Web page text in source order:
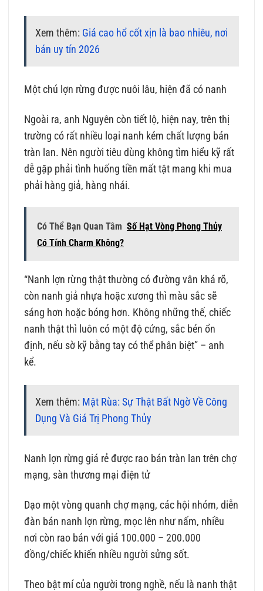
Xem thêm: Giá cao hổ cốt xịn là bao nhiêu, nơi
bán uy tín 2026
Một chú lợn rừng được nuôi lâu, hiện đã có nanh
Ngoài ra, anh Nguyên còn tiết lộ, hiện nay, trên thị
trường có rất nhiều loại nanh kém chất lượng bán
tràn lan. Nên người tiêu dùng không tìm hiểu kỹ rất
dễ gặp phải tình huống tiền mất tật mang khi mua
phải hàng giả, hàng nhái.
Có Thể Bạn Quan Tâm Số Hạt Vòng Phong Thủy
Có Tính Charm Không?
“Nanh lợn rừng thật thường có đường vân khá rõ,
còn nanh giả nhựa hoặc xương thì màu sắc sẽ
sáng hơn hoặc bóng hơn. Không những thế, chiếc
nanh thật thì luôn có một độ cứng, sắc bén ổn
định, nếu sờ kỹ bằng tay có thể phân biệt” – anh
kể.
Xem thêm: Mật Rùa: Sự Thật Bất Ngờ Về Công
Dụng Và Giá Trị Phong Thủy
Nanh lợn rừng giá rẻ được rao bán tràn lan trên chợ
mạng, sàn thương mại điện tử
Dạo một vòng quanh chợ mạng, các hội nhóm, diễn
đàn bán nanh lợn rừng, mọc lên như nấm, nhiều
nơi còn rao bán với giá 100.000 – 200.000
đồng/chiếc khiến nhiều người sửng sốt.
Theo bật mí của người trong nghề, nếu là nanh thật